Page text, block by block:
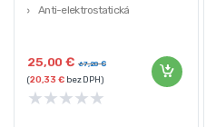
Anti-elektrostatická
25,00€ 67,20€
(20,33€bez DPH)
★★★★★